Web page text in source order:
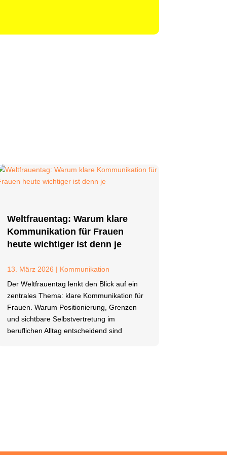
Weltfrauentag: Warum klare
Kommunikation für Frauen
heute wichtiger ist denn je
13. März 2026 | Kommunikation
Der Weltfrauentag lenkt den Blick auf ein
zentrales Thema: klare Kommunikation für
Frauen. Warum Positionierung, Grenzen
und sichtbare Selbstvertretung im
beruflichen Alltag entscheidend sind